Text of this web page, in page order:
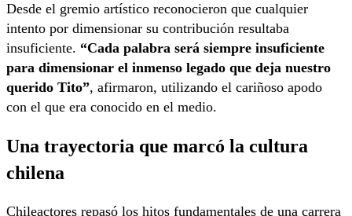
Desde el gremio artístico reconocieron que cualquier
intento por dimensionar su contribución resultaba
insuficiente. “Cada palabra será siempre insuficiente
para dimensionar el inmenso legado que deja nuestro
querido Tito”, afirmaron, utilizando el cariñoso apodo
con el que era conocido en el medio.
Una trayectoria que marcó la cultura
chilena
Chileactores repasó los hitos fundamentales de una carrera